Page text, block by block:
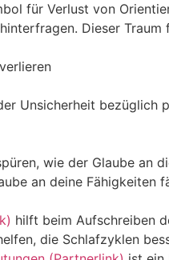
für Verlust von
Dieser
Unsicherheit
wie der Glaube
an deine Fähigkeiten
hilft beim Aufschreiben
die Schlafzyklen